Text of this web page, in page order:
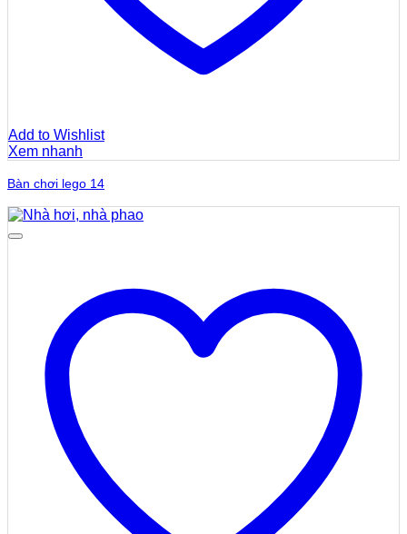
Add to Wishlist
Xem nhanh
Bàn chơi lego 14